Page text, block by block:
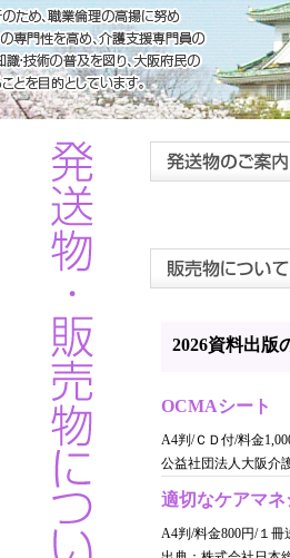
2026資料出版
OCMAシート
A4判/ＣＤ付/料金
公益社団法人大阪介
適切なケアマ
A4判/料金800円/１冊